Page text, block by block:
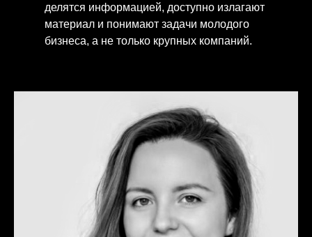
делятся информацией, доступно излагают
материал и понимают задачи молодого
бизнеса, а не только крупных компаний.